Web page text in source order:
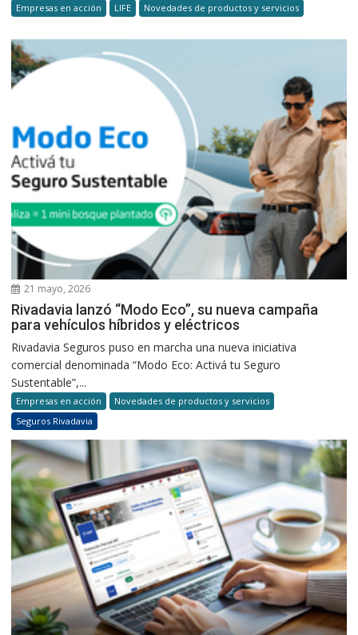
Empresas en acción LIFE Novedades de productos y servicios
21 mayo, 2026
Rivadavia lanzó “Modo Eco”, su nueva campaña
para vehículos híbridos y eléctricos
Rivadavia Seguros puso en marcha una nueva iniciativa
comercial denominada “Modo Eco: Activá tu Seguro
Sustentable”,...
Empresas en acción
Novedades de productos y servicios
Seguros Rivadavia